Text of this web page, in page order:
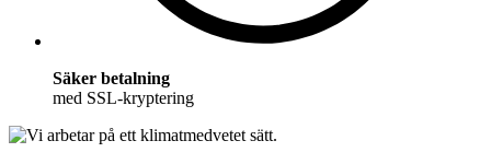
Säker betalning
med SSL-kryptering